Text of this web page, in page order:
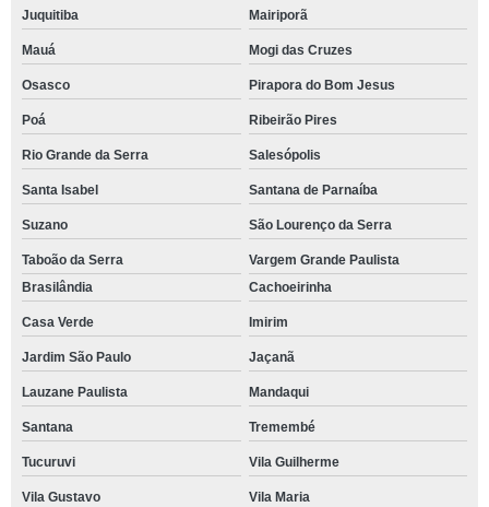
Juquitiba Mairiporã
Mauá Mogi das Cruzes
Osasco Pirapora do Bom Jesus
Poá Ribeirão Pires
Rio Grande da Serra Salesópolis
Santa Isabel Santana de Parnaíba
Suzano São Lourenço da Serra
Taboão da Serra
Vargem Grande Paulista
Brasilândia
Cachoeirinha
Casa Verde Imirim
Jardim São Paulo Jaçanã
Lauzane Paulista Mandaqui
Santana Tremembé
Tucuruvi Vila Guilherme
Vila Gustavo Vila Maria